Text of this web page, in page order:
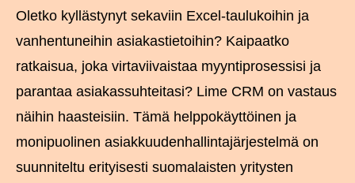
Oletko kyllästynyt sekaviin Excel-taulukoihin ja
vanhentuneihin asiakastietoihin? Kaipaatko
ratkaisua, joka virtaviivaistaa myyntiprosessisi ja
parantaa asiakassuhteitasi? Lime CRM on vastaus
näihin haasteisiin. Tämä helppokäyttöinen ja
monipuolinen asiakkuudenhallintajärjestelmä on
suunniteltu erityisesti suomalaisten yritysten